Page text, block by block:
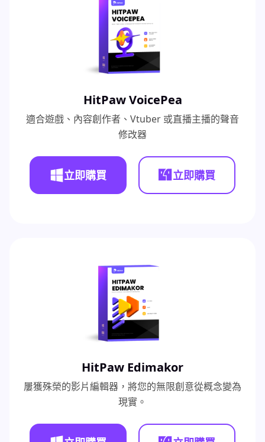
HitPaw VoicePea
適合遊戲、內容創作者、Vtuber 或直播主播的聲音
修改器
立即購買 立即購買
HitPaw Edimakor
屢獲殊榮的影片編輯器，將您的無限創意從概念變為
現實。